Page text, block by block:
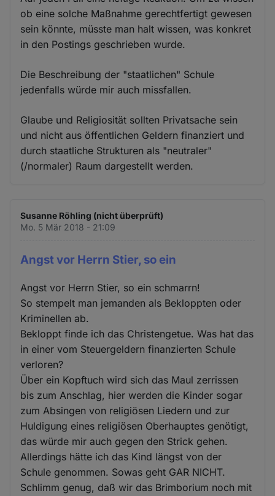
ob eine solche Maßnahme gerechtfertigt gewesen
sein könnte, müsste man halt wissen, was konkret
in den Postings geschrieben wurde.
Die Beschreibung der "staatlichen" Schule
jedenfalls würde mir auch missfallen.
Glaube und Religiosität sollten Privatsache sein
und nicht aus öffentlichen Geldern finanziert und
durch staatliche Strukturen als "neutraler"
(/normaler) Raum dargestellt werden.
Susanne Röhling (nicht überprüft)
Mo. 5 Mär 2018 - 21:09
Angst vor Herrn Stier, so ein
Angst vor Herrn Stier, so ein schmarrn!
So stempelt man jemanden als Bekloppten oder
Kriminellen ab.
Bekloppt finde ich das Christengetue. Was hat das
in einer vom Steuergeldern finanzierten Schule
verloren?
Über ein Kopftuch wird sich das Maul zerrissen
bis zum Anschlag, hier werden die Kinder sogar
zum Absingen von religiösen Liedern und zur
Huldigung eines religiösen Oberhauptes genötigt,
das würde mir auch gegen den Strick gehen.
Allerdings hätte ich das Kind längst von der
Schule genommen. Sowas geht GAR NICHT.
Schlimm genug, daß wir das Brimborium noch mit